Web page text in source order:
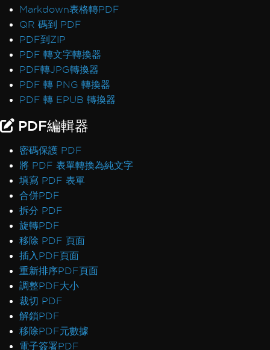
Markdown表格轉PDF
QR 碼到 PDF
PDF到ZIP
PDF 轉文字轉換器
PDF轉JPG轉換器
PDF 轉 PNG 轉換器
PDF 轉 EPUB 轉換器
PDF編輯器
密碼保護 PDF
將 PDF 表單轉換為純文字
填寫 PDF 表單
合併PDF
拆分 PDF
旋轉PDF
移除 PDF 頁面
插入PDF頁面
重新排序PDF頁面
調整PDF大小
裁切 PDF
解鎖PDF
移除PDF元數據
電子簽署PDF